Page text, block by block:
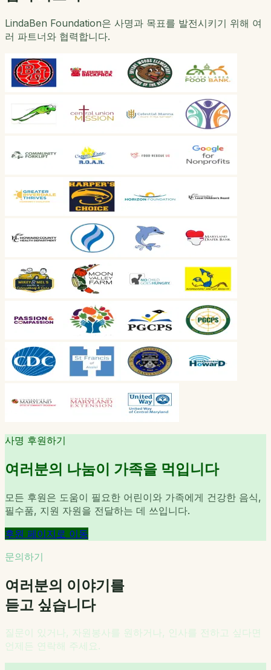
LindaBen Foundation은 사명과 목표를 발전시키기 위해 여
러 파트너와 협력합니다.
사명 후원하기
여러분의 나눔이 가족을 먹입니다
모든 후원은 도움이 필요한 어린이와 가족에게 건강한 음식,
필수품, 지원 자원을 전달하는 데 쓰입니다.
후원 페이지로 이동
문의하기
여러분의 이야기를
듣고 싶습니다
질문이 있거나, 자원봉사를 원하거나, 인사를 전하고 싶다면
언제든 연락해 주세요.